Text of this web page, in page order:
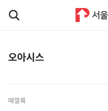
오아시스
때껄룩